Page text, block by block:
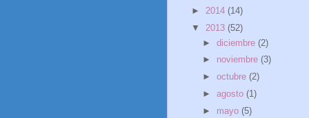
► 2014 (14)
▼ 2013 (52)
► diciembre (2)
► noviembre (3)
► octubre (2)
► agosto (1)
► mayo (5)